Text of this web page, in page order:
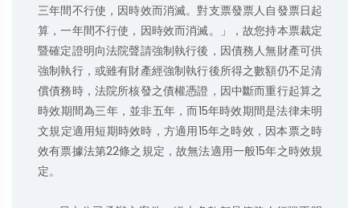
三年間不行使，因時效而消滅。對支票發票人自發票日起
算，一年間不行使，因時效而消滅。」，故您持本票裁定
暨確定證明向法院聲請強制執行後，因債務人無財產可供
強制執行，或雖有財產經強制執行後所得之數額仍不足清
償債務時，法院所核發之債權憑證，因中斷而重行起算之
時效期間為三年，並非五年，而15年時效期間是法律未明
文規定適用短期時效時，方適用15年之時效，因本票之時
效有票據法第22條之規定，故無法適用一般15年之時效規
定。